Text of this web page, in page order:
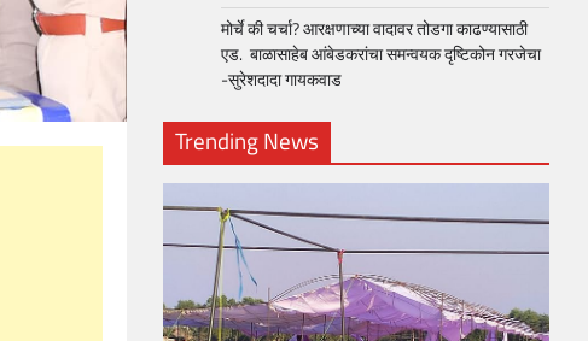
मोर्चे की चर्चा? आरक्षणाच्या वादावर तोडगा काढण्यासाठी
एड. बाळासाहेब आंबेडकरांचा समन्वयक दृष्टिकोन गरजेचा
-सुरेशदादा गायकवाड
Trending News